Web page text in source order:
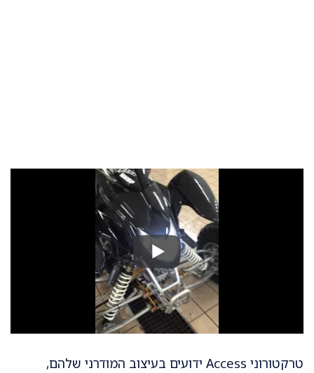
טרקטורוני Access ידועים בעיצוב המודרני שלהם,